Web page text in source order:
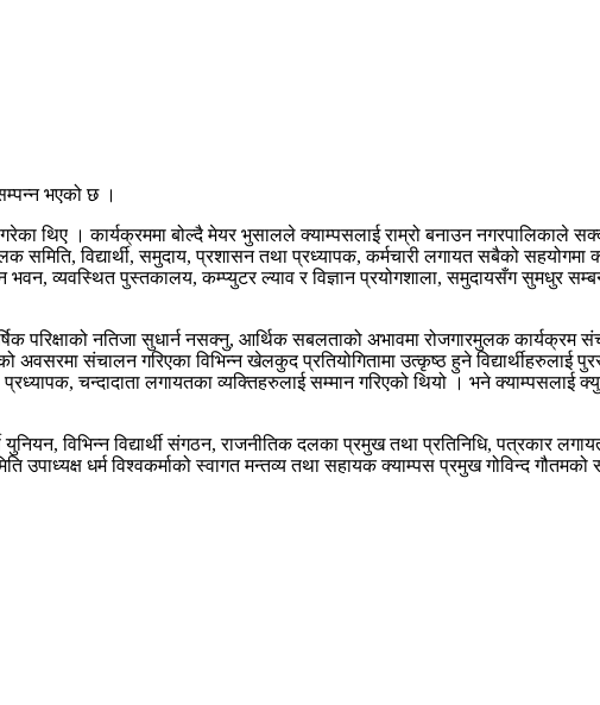
भएको छ ।
थिए । कार्यक्रममा बोल्दै मेयर भुसालले क्याम्पसलाई राम्रो बनाउन नगरपालिकाले
समिति, विद्यार्थी, समुदाय, प्रशासन तथा प्रध्यापक, कर्मचारी लगायत सबैको
व्यवस्थित पुस्तकालय, कम्प्युटर ल्याव र विज्ञान प्रयोगशाला, समुदायसँग सुमधुर
परिक्षाको नतिजा सुधार्न नसक्नु, आर्थिक सबलताको अभावमा रोजगारमुलक
अवसरमा संचालन गरिएका विभिन्न खेलकुद प्रतियोगितामा उत्कृष्ठ हुने विद्यार्थीहरुलाई
प्रध्यापक, चन्दादाता लगायतका व्यक्तिहरुलाई सम्मान गरिएको थियो । भने
युनियन, विभिन्न विद्यार्थी संगठन, राजनीतिक दलका प्रमुख तथा प्रतिनिधि, पत्रकार
धर्म विश्वकर्माको स्वागत मन्तव्य तथा सहायक क्याम्पस प्रमुख गोविन्द